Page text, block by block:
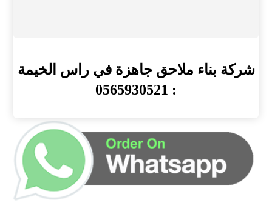
شركة بناء ملاحق جاهزة في راس الخيمة
: 0565930521